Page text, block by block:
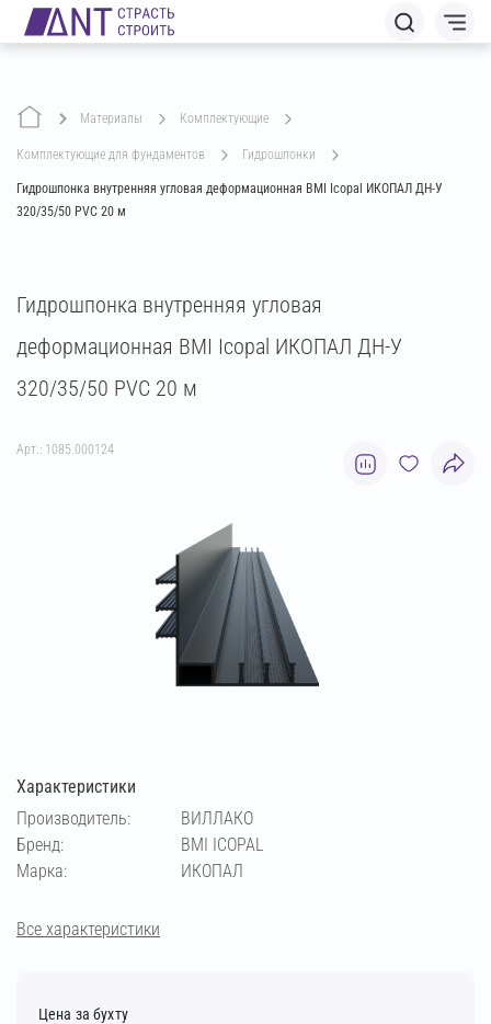
Материалы комплектующие
комплектующие для фундаментов гидрошпонки
Гидрошпонка внутренняя угловая деформационная BMI Icopal ИКОПАЛ ДН-У
320/35/50 PVC 20 м
Гидрошпонка внутренняя угловая
деформационная BMI Icopal ИКОПАЛ ДН-У
320/35/50 PVC 20 м
Арт.: 1085.000124
Характеристики
Производитель:
ВИЛЛАКО
Бренд:
BMI ICOPAL
Марка:
ИКОПАЛ
Все характеристики
Цена за бухту